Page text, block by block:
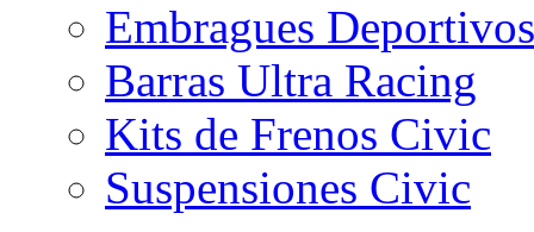
Embragues Deportivos
Barras Ultra Racing
Kits de Frenos Civic
Suspensiones Civic